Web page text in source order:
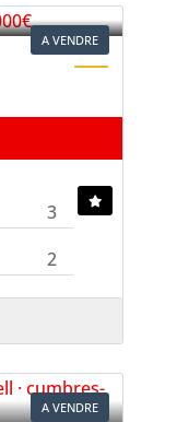
A VENDRE
3
2
A VENDRE